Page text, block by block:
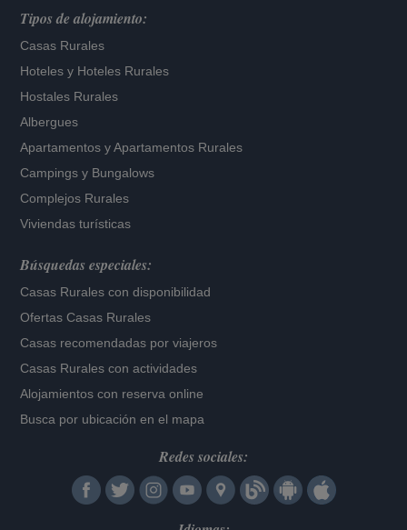
Tipos de alojamiento:
Casas Rurales
Hoteles y Hoteles Rurales
Hostales Rurales
Albergues
Apartamentos yApartamentos Rurales
Campings y Bungalows
Complejos Rurales
Viviendas turísticas
Búsquedas especiales:
Casas Rurales con disponibilidad
Ofertas Casas Rurales
Casas recomendadas por viajeros
Casas Rurales con actividades
Alojamientos con reserva online
Busca por ubicación en el mapa
Redes sociales: